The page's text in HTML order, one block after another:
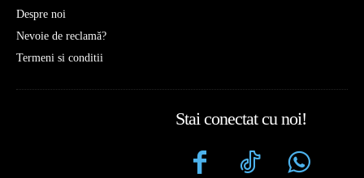
Despre noi
Nevoie de reclamă?
Termeni si conditii
Stai conectat cu noi!